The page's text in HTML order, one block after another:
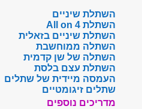
השתלת שיניים
השתלת All on 4
השתלת שיניים בזאלית
השתלה ממוחשבת
השתלה של שן קדמית
השתלת עצם בלסת
העמסה מיידית של שתלים
שתלים זיגומטיים
מדריכים נוספים